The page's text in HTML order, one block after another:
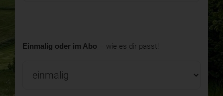
Einmalig oder im Abo – wie es dir passt!